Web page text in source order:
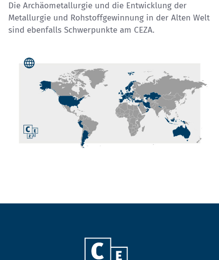
Die Archäometallurgie und die Entwicklung der
Metallurgie und Rohstoffgewinnung in der Alten Welt
sind ebenfalls Schwerpunkte am CEZA.